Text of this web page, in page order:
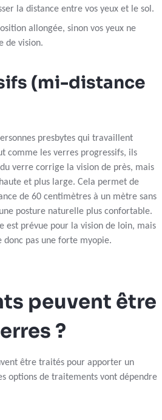
la distance entre vos yeux et le sol.
allongée, sinon vos yeux ne
de vision.
(mi-distance
presbytes qui travaillent
comme les verres progressifs, ils
verre corrige la vision de près, mais
et plus large. Cela permet de
de 60 centimètres à un mètre sans
posture naturelle plus confortable.
est prévue pour la vision de loin, mais
pas une forte myopie.
peuvent être
?
être traités pour apporter un
options de traitements vont dépendre